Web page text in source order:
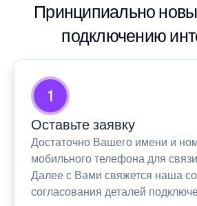
Принципиально
подключению
1
Оставьте заявку
Достаточно Вашего имени и
мобильного телефона для
Далее с Вами свяжется наша
согласования деталей